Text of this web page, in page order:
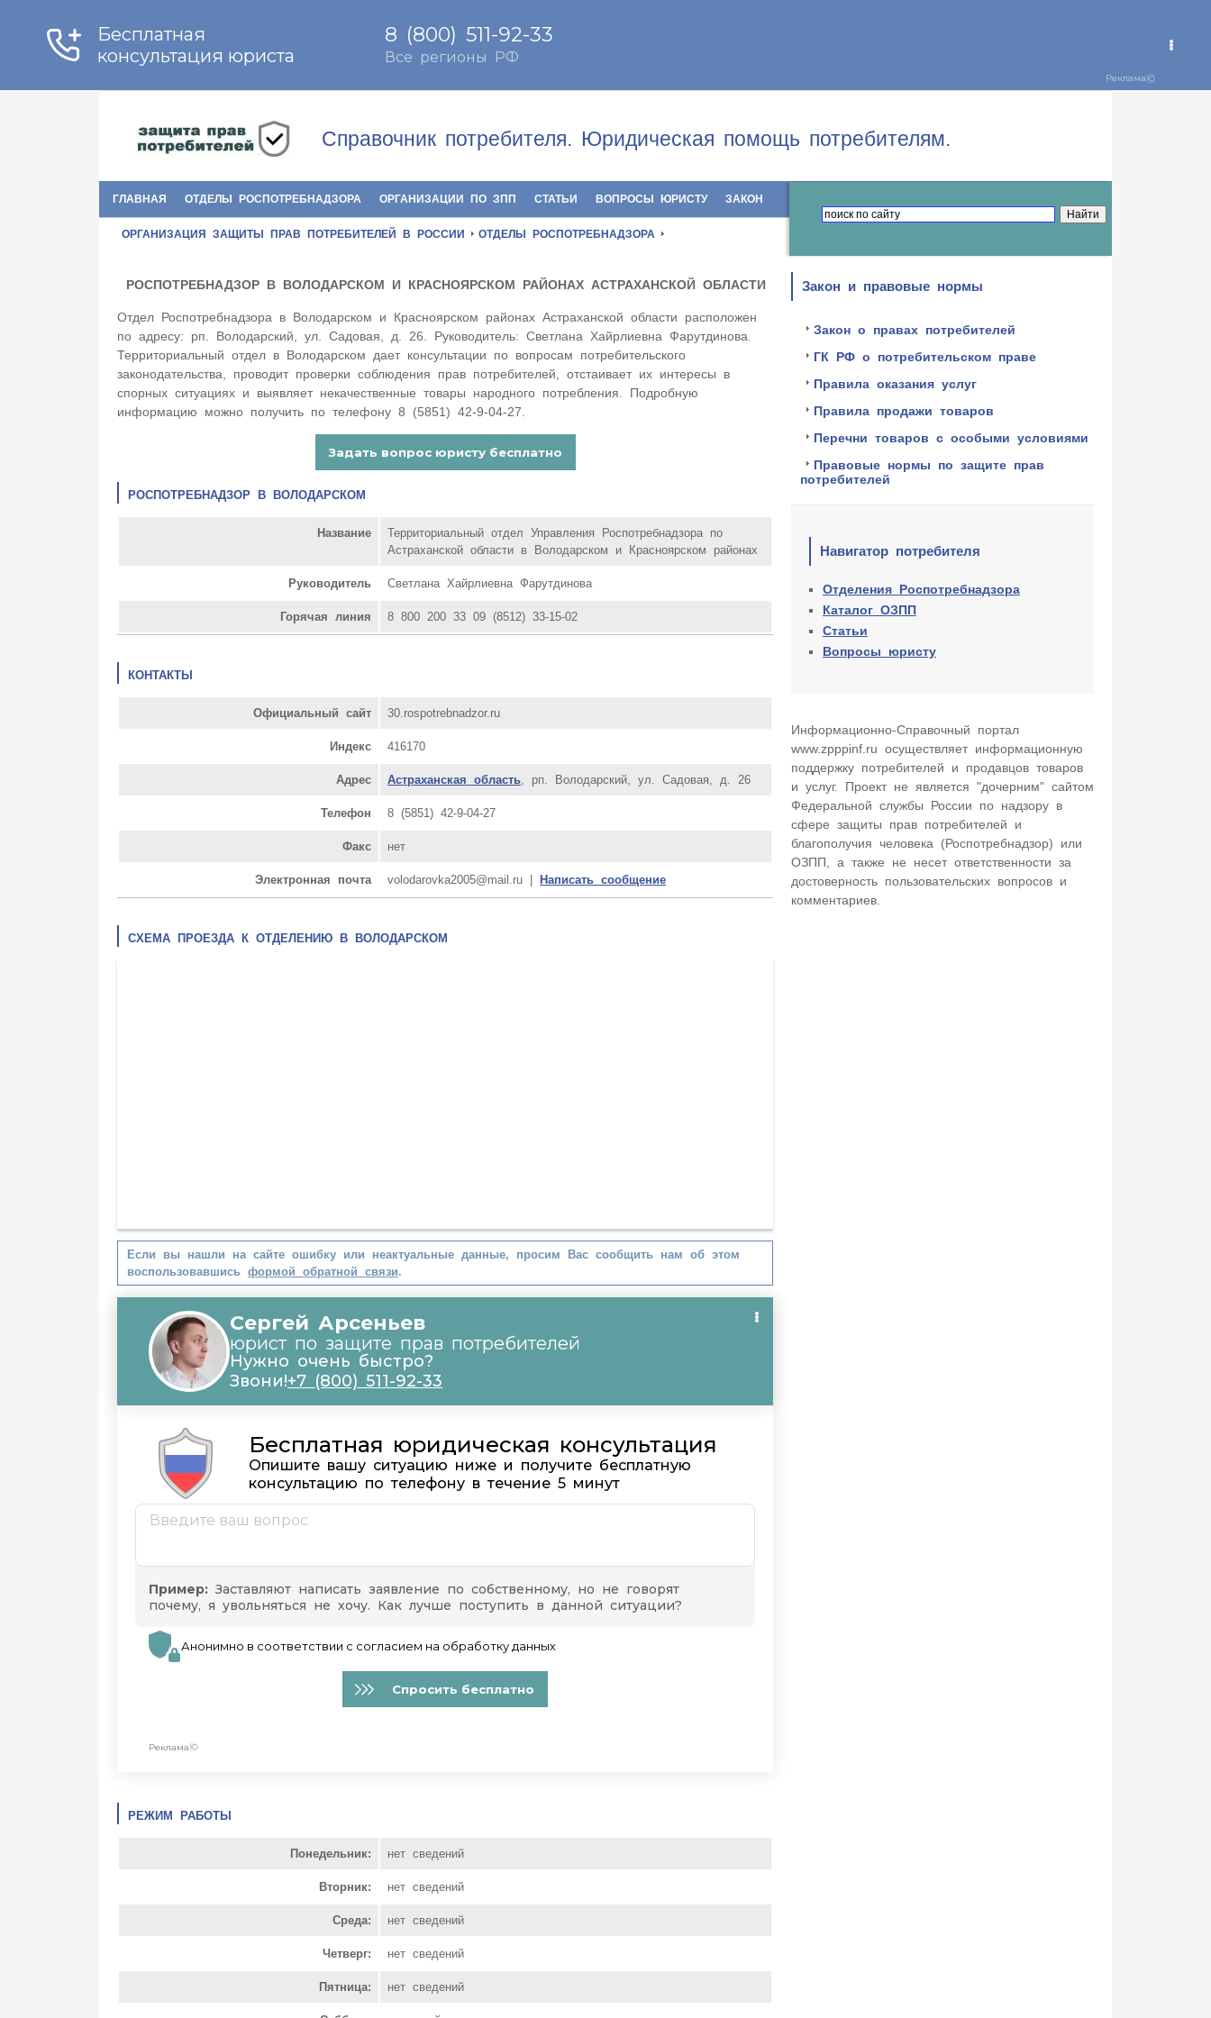
Справочник потребителя. Юридическая помощь потребителям.
ГЛАВНАЯ ОТДЕЛЫ РОСПОТРЕБНАДЗОРА ОРГАНИЗАЦИИ ПО ЗПП СТАТЬИ ВОПРОСЫ ЮРИСТУ ЗАКОН
ОРГАНИЗАЦИЯ ЗАЩИТЫ ПРАВ ПОТРЕБИТЕЛЕЙ В РОССИИ ОТДЕЛЫ РОСПОТРЕБНАДЗОРА
РОСПОТРЕБНАДЗОР В ВОЛОДАРСКОМ И КРАСНОЯРСКОМ РАЙОНАХ АСТРАХАНСКОЙ ОБЛАСТИ
Отдел Роспотребнадзора в Володарском и Красноярском районах Астраханской области расположен
по адресу: рп. Володарский, ул. Садовая, д. 26. Руководитель: Светлана Хайрлиевна Фарутдинова.
Территориальный отдел в Володарском дает консультации по вопросам потребительского
законодательства, проводит проверки соблюдения прав потребителей, отстаивает их интересы в
спорных ситуациях и выявляет некачественные товары народного потребления. Подробную
информацию можно получить по телефону 8 (5851) 42-9-04-27.
РОСПОТРЕБНАДЗОР В ВОЛОДАРСКОМ
Название
Территориальный отдел Управления Роспотребнадзора по
Астраханской области в Володарском и Красноярском районах
Руководитель Светлана Хайрлиевна Фарутдинова
Горячая линия 8 800 200 33 09 (8512) 33-15-02
КОНТАКТЫ
Официальный сайт 30.rospotrebnadzor.ru
Индекс 416170
Адрес Астраханская область, рп. Володарский, ул. Садовая, д. 26
Телефон 8 (5851) 42-9-04-27
Факс нет
Электронная почта volodarovka2005@mail.ru | Написать сообщение
СХЕМА ПРОЕЗДА К ОТДЕЛЕНИЮ В ВОЛОДАРСКОМ
Если вы нашли на сайте ошибку или неактуальные данные, просим Вас сообщить нам об этом
воспользовавшись формой обратной связи.
РЕЖИМ РАБОТЫ
Понедельник: нет сведений
Вторник: нет сведений
Среда: нет сведений
Четверг: нет сведений
Пятница: нет сведений
Закон и правовые нормы
Закон о правах потребителей
ГК РФ о потребительском праве
Правила оказания услуг
Правила продажи товаров
Перечни товаров с особыми условиями
Правовые нормы по защите прав
потребителей
Навигатор потребителя
Отделения Роспотребнадзора
Каталог ОЗПП
Статьи
Вопросы юристу
Информационно-Cправочный портал
www.zpppinf.ru осуществляет информационную
поддержку потребителей и продавцов товаров
и услуг. Проект не является "дочерним" сайтом
Федеральной службы России по надзору в
сфере защиты прав потребителей и
благополучия человека (Роспотребнадзор) или
ОЗПП, а также не несет ответственности за
достоверность пользовательских вопросов и
комментариев.